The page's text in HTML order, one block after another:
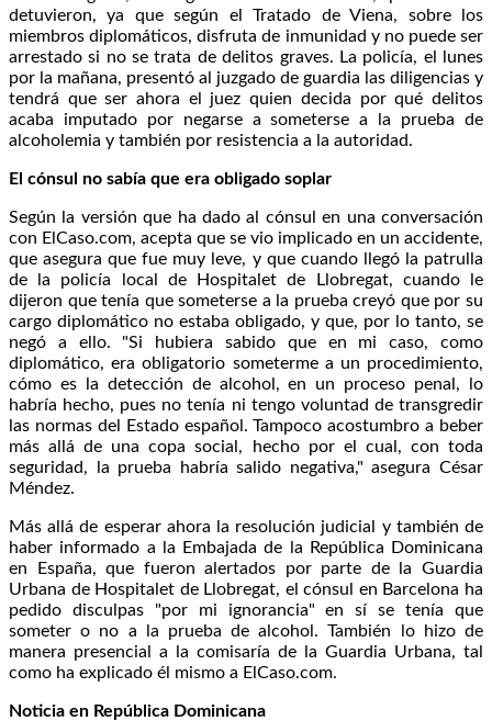
detuvieron, ya que según el Tratado de Viena, sobre los
miembros diplomáticos, disfruta de inmunidad y no puede ser
arrestado si no se trata de delitos graves. La policía, el lunes
por la mañana, presentó al juzgado de guardia las diligencias y
tendrá que ser ahora el juez quien decida por qué delitos
acaba imputado por negarse a someterse a la prueba de
alcoholemia y también por resistencia a la autoridad.
El cónsul no sabía que era obligado soplar
Según la versión que ha dado al cónsul en una conversación
con ElCaso.com, acepta que se vio implicado en un accidente,
que asegura que fue muy leve, y que cuando llegó la patrulla
de la policía local de Hospitalet de Llobregat, cuando le
dijeron que tenía que someterse a la prueba creyó que por su
cargo diplomático no estaba obligado, y que, por lo tanto, se
negó a ello. "Si hubiera sabido que en mi caso, como
diplomático, era obligatorio someterme a un procedimiento,
cómo es la detección de alcohol, en un proceso penal, lo
habría hecho, pues no tenía ni tengo voluntad de transgredir
las normas del Estado español. Tampoco acostumbro a beber
más allá de una copa social, hecho por el cual, con toda
seguridad, la prueba habría salido negativa," asegura César
Méndez.
Más allá de esperar ahora la resolución judicial y también de
haber informado a la Embajada de la República Dominicana
en España, que fueron alertados por parte de la Guardia
Urbana de Hospitalet de Llobregat, el cónsul en Barcelona ha
pedido disculpas "por mi ignorancia" en sí se tenía que
someter o no a la prueba de alcohol. También lo hizo de
manera presencial a la comisaría de la Guardia Urbana, tal
como ha explicado él mismo a ElCaso.com.
Noticia en República Dominicana